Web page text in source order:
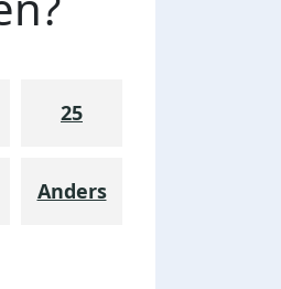
25
Anders